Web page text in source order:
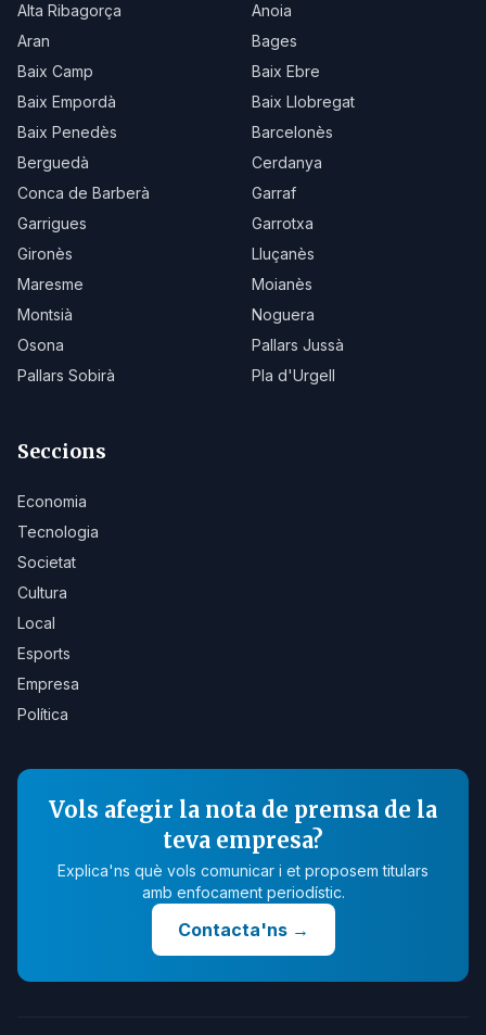
Alta Ribagorça
Anoia
Aran
Bages
Baix Camp
Baix Ebre
Baix Empordà
Baix Llobregat
Baix Penedès
Barcelonès
Berguedà
Cerdanya
Conca de Barberà
Garraf
Garrigues
Garrotxa
Gironès
Lluçanès
Maresme
Moianès
Montsià
Noguera
Osona
Pallars Jussà
Pallars Sobirà
Pla d'Urgell
Seccions
Economia
Tecnologia
Societat
Cultura
Local
Esports
Empresa
Política
Vols afegir la nota de premsa de la
teva empresa?
Explica'ns què vols comunicar i et proposem titulars
amb enfocament periodístic.
Contacta'ns→